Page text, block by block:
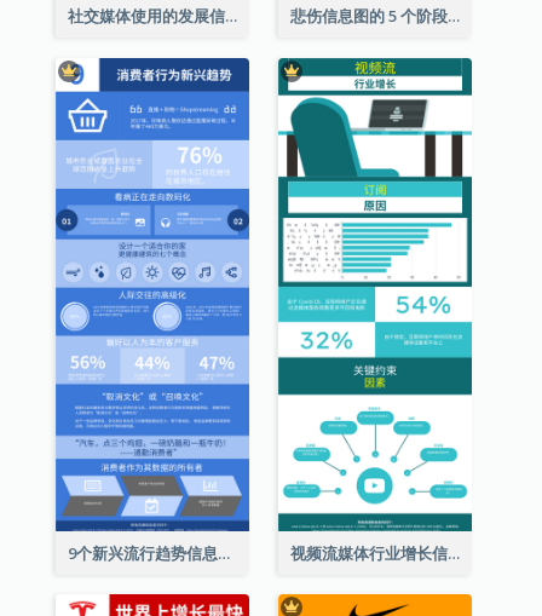
社交媒体使用的发展信息图表 悲伤信息图的 5 个阶段（附解释）
9个新兴流行趋势信息图表 视频流媒体行业增长信息图表